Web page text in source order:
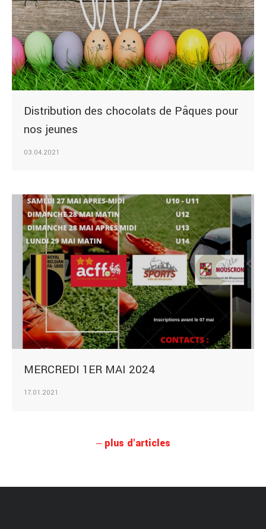
Distribution des chocolats de Pâques pour
nos jeunes
03.04.2021
MERCREDI 1ER MAI 2024
17.01.2021
plus d'articles